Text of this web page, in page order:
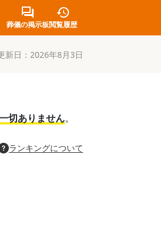
葬儀の掲示板閲覧履歴
新日： 2026年8月3日
切ありません。
ランキングについて